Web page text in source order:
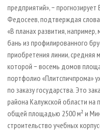
предприятий», −
Федосеев, подтверждая
«В планах развития,
бань из профилированного
приобретения линии, средняя
которой − восемь домов
портфолио «Плитспичпрома»
по заказу государства. Это
района Калужской области на
общей площадью 2500 м² и
строительство учебных